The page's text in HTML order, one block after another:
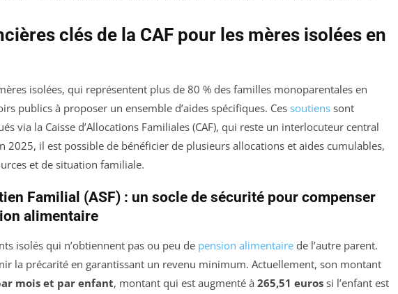
clés de la CAF pour les mères isolées en
isolées, qui représentent plus de 80 % des familles monoparentales en
publics à proposer un ensemble d’aides spécifiques. Ces soutiens sont
via la Caisse d’Allocations Familiales (CAF), qui reste un interlocuteur central
2025, il est possible de bénéficier de plusieurs allocations et aides cumulables,
et de situation familiale.
Familial (ASF) : un socle de sécurité pour compenser
alimentaire
isolés qui n’obtiennent pas ou peu de pension alimentaire de l’autre parent.
la précarité en garantissant un revenu minimum. Actuellement, son montant
mois et par enfant, montant qui est augmenté à 265,51 euros si l’enfant est